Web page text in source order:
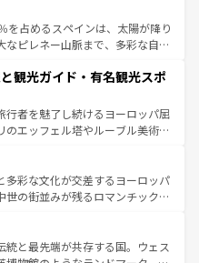
田園風景やアマルフィ海岸の絶
せない。観光の合間には、本場の
のイタリア料理を堪能することも
忘れられない旅をしてみよう！
は
を占めるスペインは、太陽が降り
なピレネー山脈まで、多彩な自然
情熱的なフラメンコ、熱気あふ
タパスが生活の一部となってい
練された雰囲気や、バルセロナの
、地方では古代ローマ遺跡や中世
気候が異なるスペインはその個
性で訪れる人を魅了する。 なお、新着のスペイン情報は コ
ほしい。
観光ガイド・有名観光スポ
行者を魅了し続けるヨーロッパ屈
のエッフェル塔やルーブル美術館
いる。華麗な宮殿、歴史的な大
して豊かな自然が、訪れる者を心
ランスは美食の国としても知ら
であるランス、プロヴァンスの
ど、多彩な楽しみ方が可能だ。さ
多彩な文化が交差するヨーロッパ
世の街並みが残るロマンチック街
歩いても飽きることがない。ベ
イエルン州のアルプスの絶景、そ
統と最先端が共存する国。ウェス